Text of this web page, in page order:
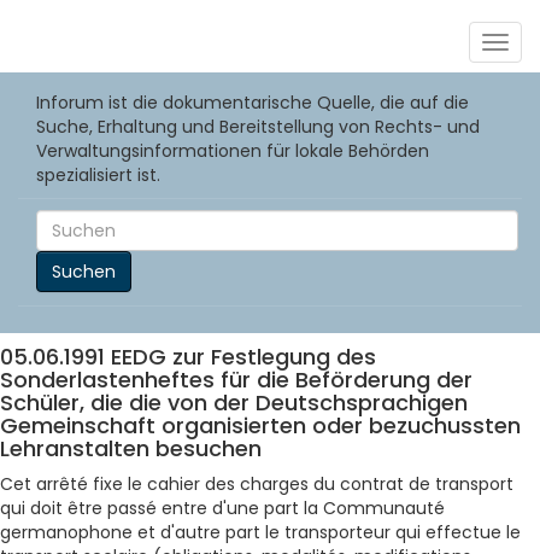
Inforum ist die dokumentarische Quelle, die auf die
Suche, Erhaltung und Bereitstellung von Rechts- und
Verwaltungsinformationen für lokale Behörden
spezialisiert ist.
Suchen
05.06.1991 EEDG zur Festlegung des
Sonderlastenheftes für die Beförderung der
Schüler, die die von der Deutschsprachigen
Gemeinschaft organisierten oder bezuchussten
Lehranstalten besuchen
Cet arrêté fixe le cahier des charges du contrat de transport
qui doit être passé entre d'une part la Communauté
germanophone et d'autre part le transporteur qui effectue le